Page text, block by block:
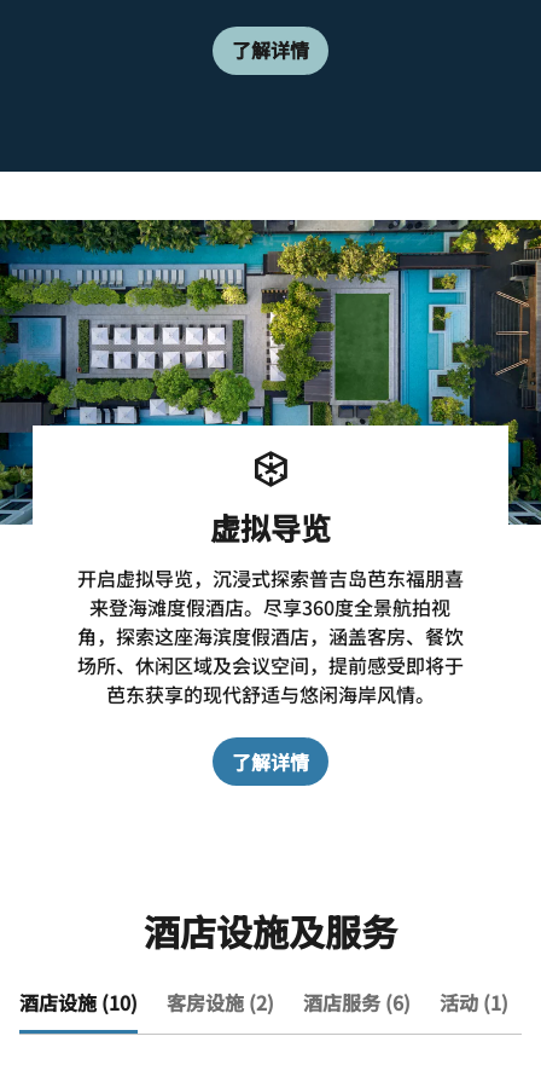
了解详情
虚拟导览
开启虚拟导览，沉浸式探索普吉岛芭东福朋喜
来登海滩度假酒店。尽享360度全景航拍视
角，探索这座海滨度假酒店，涵盖客房、餐饮
场所、休闲区域及会议空间，提前感受即将于
芭东获享的现代舒适与悠闲海岸风情。
了解详情
酒店设施及服务
酒店设施 (10) 客房设施 (2) 酒店服务 (6) 活动 (1)